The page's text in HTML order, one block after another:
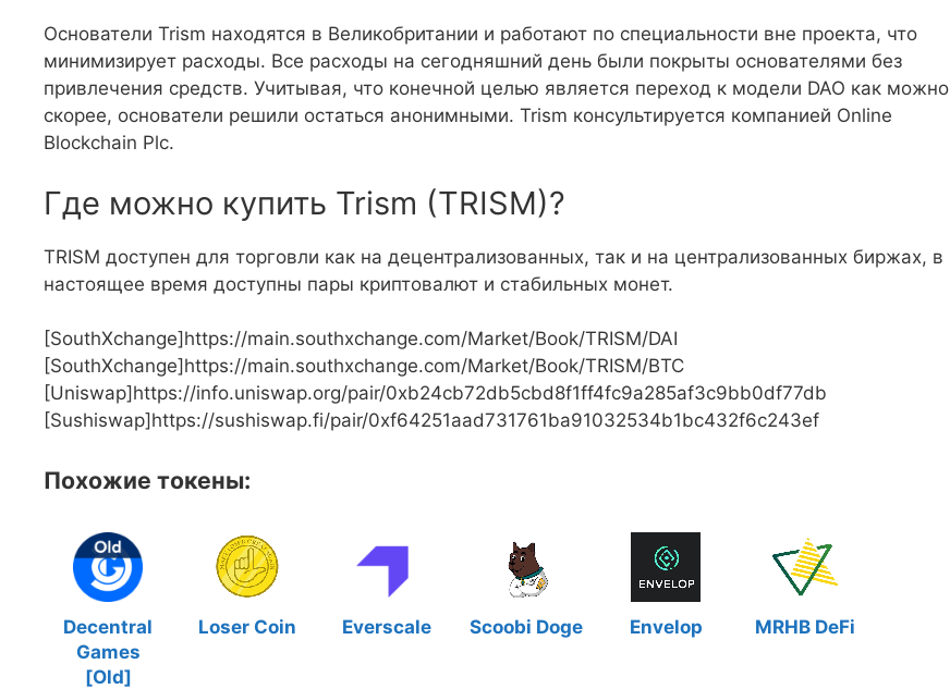
Основатели Trism находятся в Великобритании и работают по специальности вне проекта, что
минимизирует расходы. Все расходы на сегодняшний день были покрыты основателями без
привлечения средств. Учитывая, что конечной целью является переход к модели DAO как можно
скорее, основатели решили остаться анонимными. Trism консультируется компанией Online
Blockchain Plc.
Где можно купить Trism (TRISM)?
TRISM доступен для торговли как на децентрализованных, так и на централизованных биржах, в
настоящее время доступны пары криптовалют и стабильных монет.
[SouthXchange]https://main.southxchange.com/Market/Book/TRISM/DAI
[SouthXchange]https://main.southxchange.com/Market/Book/TRISM/BTC
[Uniswap]https://info.uniswap.org/pair/0xb24cb72db5cbd8f1ff4fc9a285af3c9bb0df77db
[Sushiswap]https://sushiswap.fi/pair/0xf64251aad731761ba91032534b1bc432f6c243ef
Похожие токены:
Decentral
Games
[Old]
Loser Coin Everscale Scoobi Doge Envelop MRHB DeFi